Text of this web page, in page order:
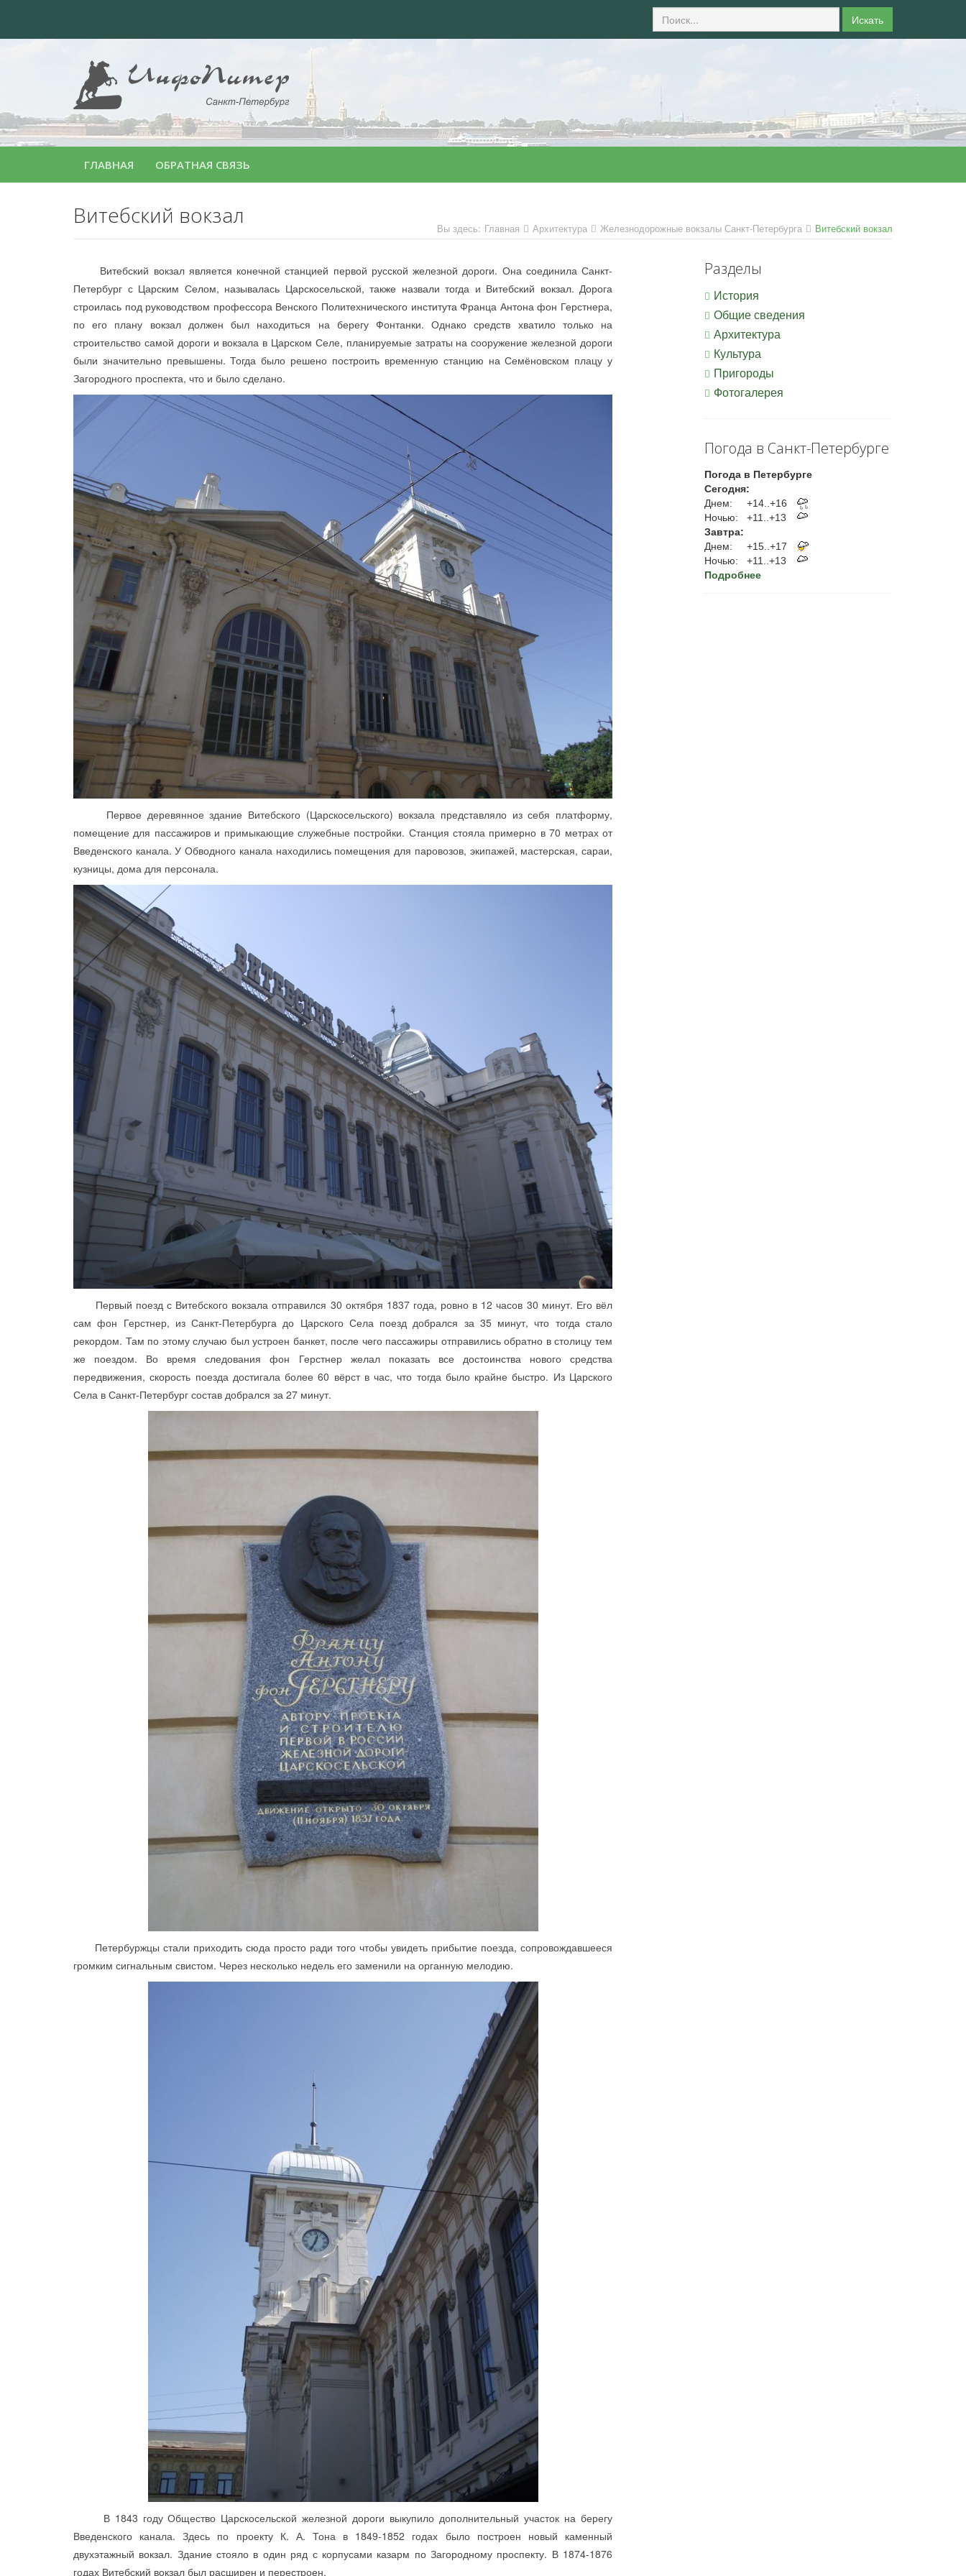
Искать
ГЛАВНАЯ ОБРАТНАЯ СВЯЗЬ
Витебский вокзал Вы здесь: Главная Архитектура Железнодорожные вокзалы Санкт-Петербурга Витебский вокзал
Витебский вокзал является конечной станцией первой русской железной дороги. Она соединила Санкт-
Петербург с Царским Селом, называлась Царскосельской, также назвали тогда и Витебский вокзал. Дорога
строилась под руководством профессора Венского Политехнического института Франца Антона фон Герстнера,
по его плану вокзал должен был находиться на берегу Фонтанки. Однако средств хватило только на
строительство самой дороги и вокзала в Царском Селе, планируемые затраты на сооружение железной дороги
были значительно превышены. Тогда было решено построить временную станцию на Семёновском плацу у
Загородного проспекта, что и было сделано.
Первое деревянное здание Витебского (Царскосельского) вокзала представляло из себя платформу,
помещение для пассажиров и примыкающие служебные постройки. Станция стояла примерно в 70 метрах от
Введенского канала. У Обводного канала находились помещения для паровозов, экипажей, мастерская, сараи,
кузницы, дома для персонала.
Первый поезд с Витебского вокзала отправился 30 октября 1837 года, ровно в 12 часов 30 минут. Его вёл
сам фон Герстнер, из Санкт-Петербурга до Царского Села поезд добрался за 35 минут, что тогда стало
рекордом. Там по этому случаю был устроен банкет, после чего пассажиры отправились обратно в столицу тем
же поездом. Во время следования фон Герстнер желал показать все достоинства нового средства
передвижения, скорость поезда достигала более 60 вёрст в час, что тогда было крайне быстро. Из Царского
Села в Санкт-Петербург состав добрался за 27 минут.
Петербуржцы стали приходить сюда просто ради того чтобы увидеть прибытие поезда, сопровождавшееся
громким сигнальным свистом. Через несколько недель его заменили на органную мелодию.
В 1843 году Общество Царскосельской железной дороги выкупило дополнительный участок на берегу
Введенского канала. Здесь по проекту К. А. Тона в 1849-1852 годах было построен новый каменный
двухэтажный вокзал. Здание стояло в один ряд с корпусами казарм по Загородному проспекту. В 1874-1876
годах Витебский вокзал был расширен и перестроен.
Разделы
История
Общие сведения
Архитектура
Культура
Пригороды
Фотогалерея
Погода в Санкт-Петербурге
Погода в Петербурге
Сегодня:
Днем:
+14..+16
Ночью:
+11..+13
Завтра:
Днем:
+15..+17
Ночью:
+11..+13
Подробнее